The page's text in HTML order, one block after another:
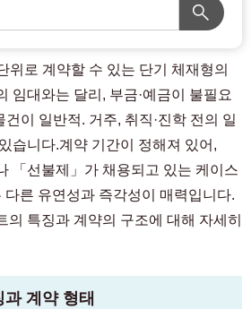
위로 계약할 수 있는 단기 체재형의
임대와는 달리, 부금·예금이 불필요
건이 일반적. 거주, 취직·진학 전의 일
습니다.계약 기간이 정해져 있어,
「선불제」가 채용되고 있는 케이스
다른 유연성과 즉각성이 매력입니다.
의 특징과 계약의 구조에 대해 자세히
계약 형태